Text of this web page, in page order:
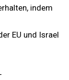
indem
EU und Israel